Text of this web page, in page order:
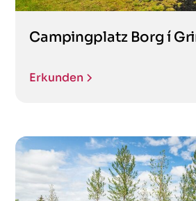
Campingplatz Borg í
Erkunden